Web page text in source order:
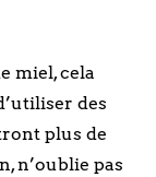
miel, cela
des
plus de
n’oublie pas